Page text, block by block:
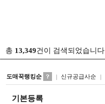
총 13,349건이 검색되었습니다
도매꾹랭킹순 신규공급사순
기본등록